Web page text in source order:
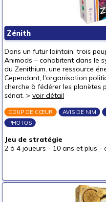
Zénith
Dans un futur lointain, trois
Animods – cohabitent dans le
du Zenithium, une ressource
Cependant, l'organisation
cherche à fédérer les planètes
sénat. > voir détail
COUP DE CŒUR AVIS DE NIM
PHOTOS
Jeu de stratégie
2 à 4 joueurs - 10 ans et plus -